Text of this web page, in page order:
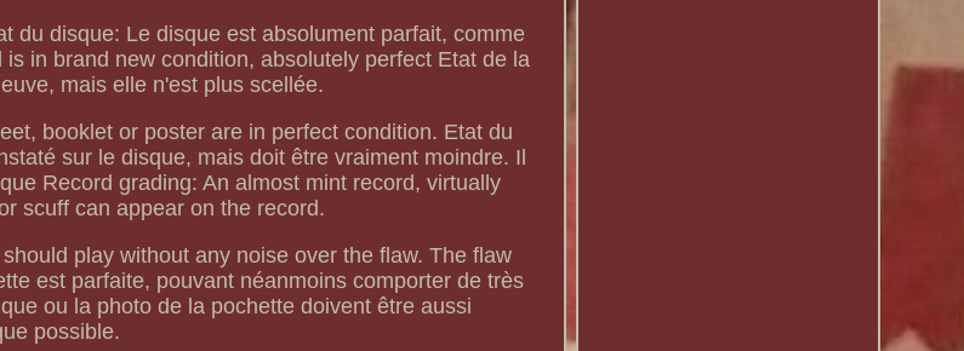
du disque: Le disque est absolument parfait, comme
in brand new condition, absolutely perfect Etat de la
mais elle n'est plus scellée.
booklet or poster are in perfect condition. Etat du
sur le disque, mais doit être vraiment moindre. Il
Record grading: An almost mint record, virtually
scuff can appear on the record.
play without any noise over the flaw. The flaw
est parfaite, pouvant néanmoins comporter de très
ou la photo de la pochette doivent être aussi
possible.